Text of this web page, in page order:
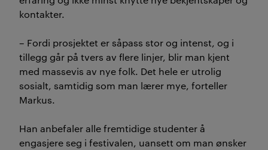
kontakter.
– Fordi prosjektet er såpass stor og intenst, og i
tillegg går på tvers av flere linjer, blir man kjent
med massevis av nye folk. Det hele er utrolig
sosialt, samtidig som man lærer mye, forteller
Markus.
Han anbefaler alle fremtidige studenter å
engasjere seg i festivalen, uansett om man ønsker